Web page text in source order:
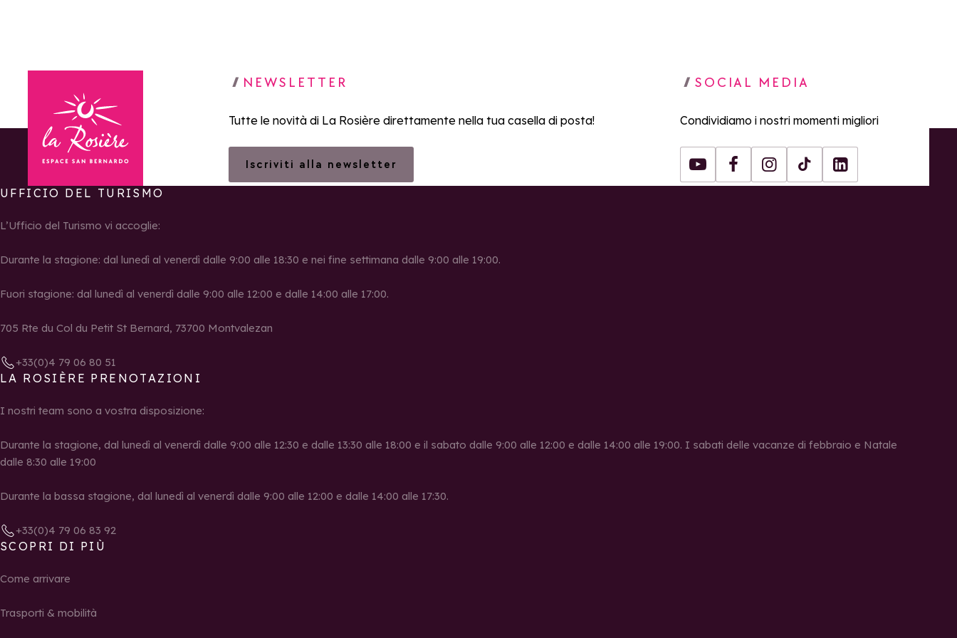
Torna alla home page
NEWSLETTER
Tutte le novità di La Rosière direttamente nella tua casella di posta!
Iscriviti alla newsletter
SOCIAL MEDIA
Condividiamo i nostri momenti migliori
Youtube FacebookInstagram
Tiktok
LinkedIn
UFFICIO DEL TURISMO
L’Ufficio del Turismo vi accoglie:
Durante la stagione: dal lunedì al venerdì dalle 9:00 alle 18:30 e nei fine settimana dalle 9:00 alle 19:00.
Fuori stagione: dal lunedì al venerdì dalle 9:00 alle 12:00 e dalle 14:00 alle 17:00.
705 Rte du Col du Petit St Bernard, 73700 Montvalezan
+33(0)4 79 06 80 51
LA ROSIÈRE PRENOTAZIONI
I nostri team sono a vostra disposizione:
Durante la stagione, dal lunedì al venerdì dalle 9:00 alle 12:30 e dalle 13:30 alle 18:00 e il sabato dalle 9:00 alle 12:00 e dalle 14:00 alle 19:00. I sabati delle vacanze di febbraio e Natale
dalle 8:30 alle 19:00
Durante la bassa stagione, dal lunedì al venerdì dalle 9:00 alle 12:00 e dalle 14:00 alle 17:30.
+33(0)4 79 06 83 92
SCOPRI DI PIÙ
Come arrivare
Trasporti & mobilità